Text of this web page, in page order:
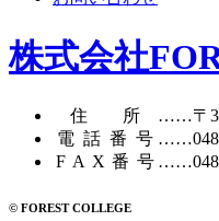
株式会社
住所……〒
電話番号……
FAX番号
© FOREST COLLEGE